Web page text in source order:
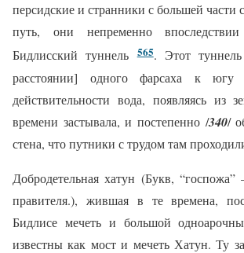
персидские и странники с большей части
путь, они непременно
Бидлисский туннель565. Этот
расстоянии] одного фарсаха к
действительности вода, появляясь из
времени застывала, и постепенно /340/
стена, что путники с трудом там
Добродетельная хатун (Букв,
правителя.), жившая в те времена,
Бидлисе мечеть и большой
известны как мост и мечеть Хатун. Ту